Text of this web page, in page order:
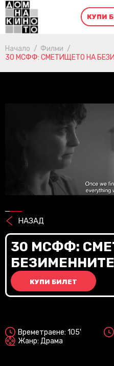
КУПИ
Начало
Филми
30 МСФФ: СМЕТИЩЕТО НА
НАЗАД
30 МСФФ:
БЕЗИМЕННИТЕ
КУПИ БИЛЕТ
Времетраене: 105'
Жанр: Драма